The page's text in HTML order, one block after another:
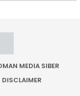
MEDIA SIBER
DISCLAIMER